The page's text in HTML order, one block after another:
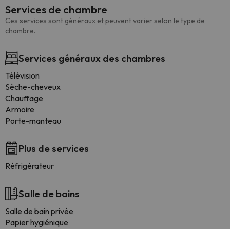
Services de chambre
Ces services sont généraux et peuvent varier selon le type de
chambre.
Services généraux des chambres
Télévision
Sèche-cheveux
Chauffage
Armoire
Porte-manteau
Plus de services
Réfrigérateur
Salle de bains
Salle de bain privée
Papier hygiénique